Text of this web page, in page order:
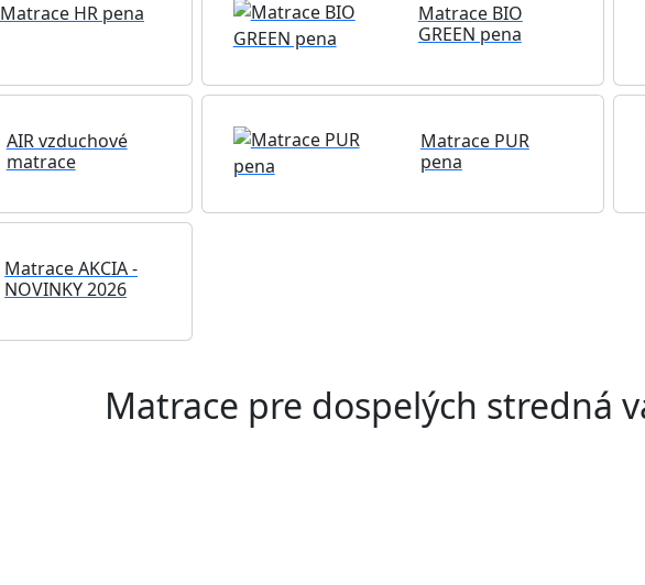
Matrace HR pena
Matrace BIO
GREEN pena
AIR vzduchové
matrace
Matrace PUR
pena
Matrace AKCIA -
NOVINKY 2026
Matrace pre dospelých stredná